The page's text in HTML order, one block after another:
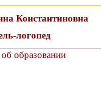
Константиновна
логопед
образовании